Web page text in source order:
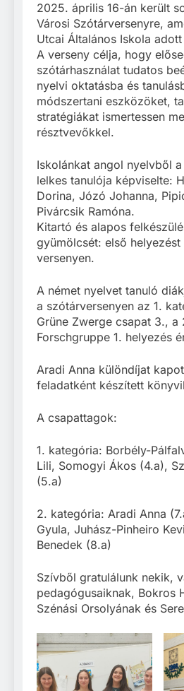
2025. április 16-án került
Városi Szótárversenyre,
Utcai Általános Iskola
A verseny célja, hogy
szótárhasználat tudatos
nyelvi oktatásba és
módszertani eszközöket,
stratégiákat ismertessen
résztvevőkkel.
Iskolánkat angol nyelvből
lelkes tanulója képviselte:
Dorina, Józó Johanna,
Pivárcsik Ramóna.
Kitartó és alapos
gyümölcsét: első helyezést
versenyen.
A német nyelvet tanuló
a szótárversenyen az 1.
Grüne Zwerge csapat 3., a
Forschgruppe 1. helyezés
Aradi Anna különdíjat
feladatként készített
A csapattagok:
1. kategória: Borbély-
Lili, Somogyi Ákos (4.a),
(5.a)
2. kategória: Aradi Anna
Gyula, Juhász-Pinheiro
Benedek (8.a)
Szívből gratulálunk nekik,
pedagógusaiknak, Bokros
Szénási Orsolyának és